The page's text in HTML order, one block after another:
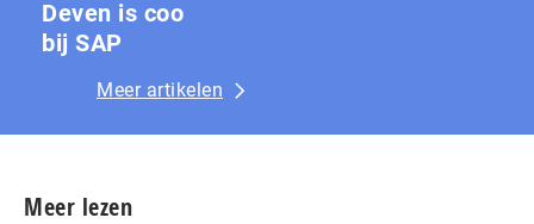
Deven is coo
bij SAP
Meer artikelen
Meer lezen